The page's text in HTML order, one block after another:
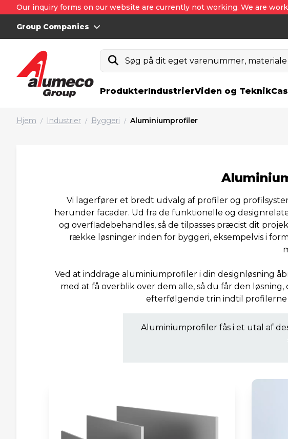
Our inquiry forms on our website are currently not working. We are
Group Companies
Søg på dit eget varenummer,
ProdukterIndustrierViden og Teknik
Hjem / Industrier / Byggeri / Aluminiumprofiler
Vi lagerfører et bredt udvalg af profiler og
herunder facader. Ud fra de funktionelle og
og overfladebehandles, så de tilpasses præcist dit
række løsninger inden for byggeri, eksempelvis i
Ved at inddrage aluminiumprofiler i din designløsning
med at få overblik over dem alle, så du får den
efterfølgende trin indtil profilerne
Aluminiumprofiler fås i et utal af